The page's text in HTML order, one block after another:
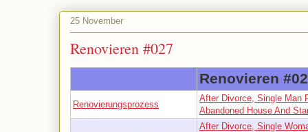
25 November
Renovieren #027
Renovieren
Renovierungsprozess
After Divorce, Single Man
Abandoned House And
After Divorce, Single